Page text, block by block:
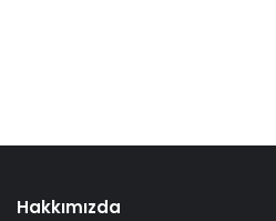
Hakkımızda